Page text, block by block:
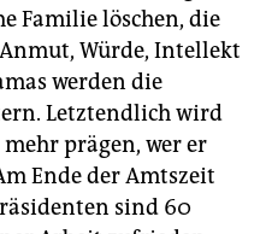
Familie löschen, die
Würde, Intellekt
werden die
Letztendlich wird
prägen, wer er
Ende der Amtszeit
sind 60